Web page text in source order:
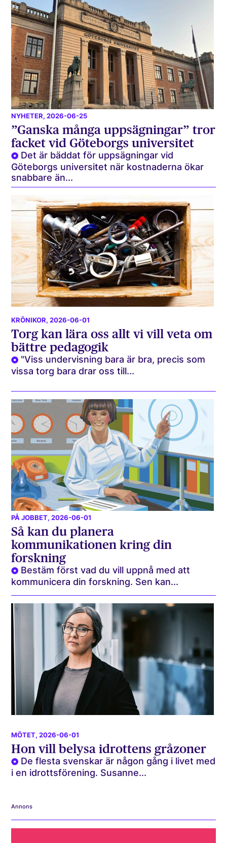
NYHETER, 2026-06-25
”Ganska många uppsägningar” tror
facket vid Göteborgs universitet
Det är bäddat för uppsägningar vid
Göteborgs universitet när kostnaderna ökar
snabbare än...
KRÖNIKOR, 2026-06-01
Torg kan lära oss allt vi vill veta om
bättre pedagogik
"Viss undervisning bara är bra, precis som
vissa torg bara drar oss till...
PÅ JOBBET, 2026-06-01
Så kan du planera
kommunikationen kring din
forskning
Bestäm först vad du vill uppnå med att
kommunicera din forskning. Sen kan...
MÖTET, 2026-06-01
Hon vill belysa idrottens gråzoner
De flesta svenskar är någon gång i livet med
i en idrottsförening. Susanne...
Annons